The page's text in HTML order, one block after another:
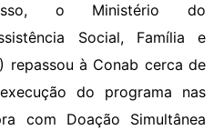
o Ministério do
Social, Família e
repassou à Conab cerca de
do programa nas
com Doação Simultânea